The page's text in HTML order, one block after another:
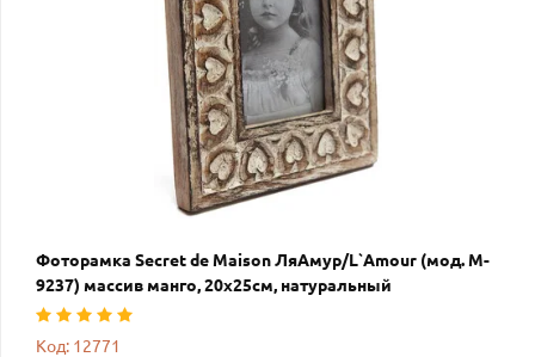
Фоторамка Secret de Maison ЛяАмур/L`Amour (мод. M-
9237) массив манго, 20х25см, натуральный
Код: 12771